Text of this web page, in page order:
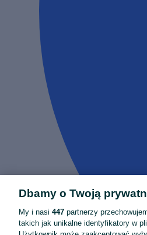
Dbamy o Twoją
My i nasi 447 partnerzy
takich jak unikalne identyfikatory w